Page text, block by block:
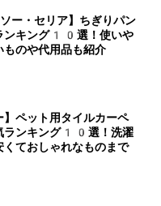
・セリア】ちぎりパン
ンキング10選！使いや
のや代用品も紹介
】ペット用タイルカーペ
ランキング10選！洗濯
ておしゃれなものまで